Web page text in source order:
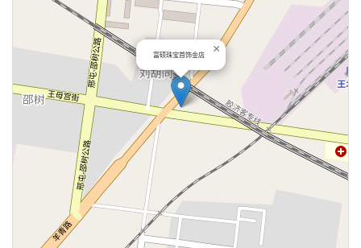
富硕珠宝首饰金店 ×